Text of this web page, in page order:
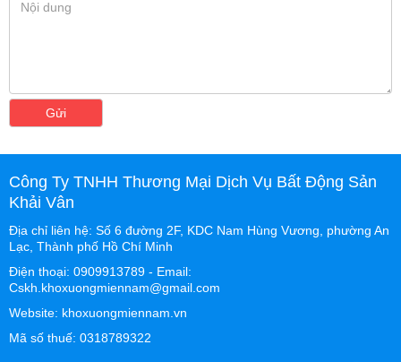
Gửi
Công Ty TNHH Thương Mại Dịch Vụ Bất Động Sản
Khải Vân
Địa chỉ liên hệ: Số 6 đường 2F, KDC Nam Hùng Vương, phường An
Lạc, Thành phố Hồ Chí Minh
Điện thoại: 0909913789 - Email:
Cskh.khoxuongmiennam@gmail.com
Website: khoxuongmiennam.vn
Mã số thuế: 0318789322